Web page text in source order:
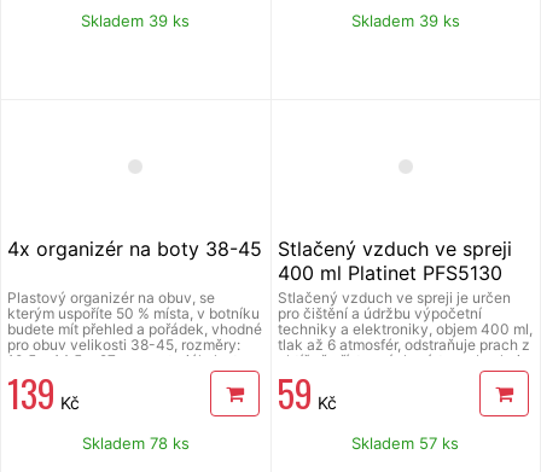
Skladem 39 ks
hořlavých látek), F (jedlých olejů a
tuků), E (elektrických zařízení pod
Skladem 39 ks
4x organizér na boty 38-45
Plastový organizér na obuv, se
kterým uspoříte 50 % místa, v botníku
budete mít přehled a pořádek, vhodné
pro obuv velikosti 38-45, rozměry:
10,5 x 14,5 x 27 cm, materiál plast,
barva antracit, protiskluzový povrch,
balení obsahuje 4 ks
139 Kč
Skladem 78 ks
Stlačený vzduch ve spreji
400 ml Platinet PFS5130
Stlačený vzduch ve spreji je určen
pro čištění a údržbu výpočetní
techniky a elektroniky, objem 400 ml,
tlak až 6 atmosfér, odstraňuje prach z
obtížně přístupných míst, neobsahuje
freony, (š x v x h): 65 x 200 x 65 mm,
součástí balení je aplikační trubička.
59 Kč
Skladem 57 ks